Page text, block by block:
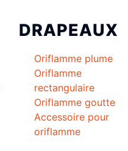
DRAPEAUX
Oriflamme plume
Oriflamme
rectangulaire
Oriflamme goutte
Accessoire pour
oriflamme